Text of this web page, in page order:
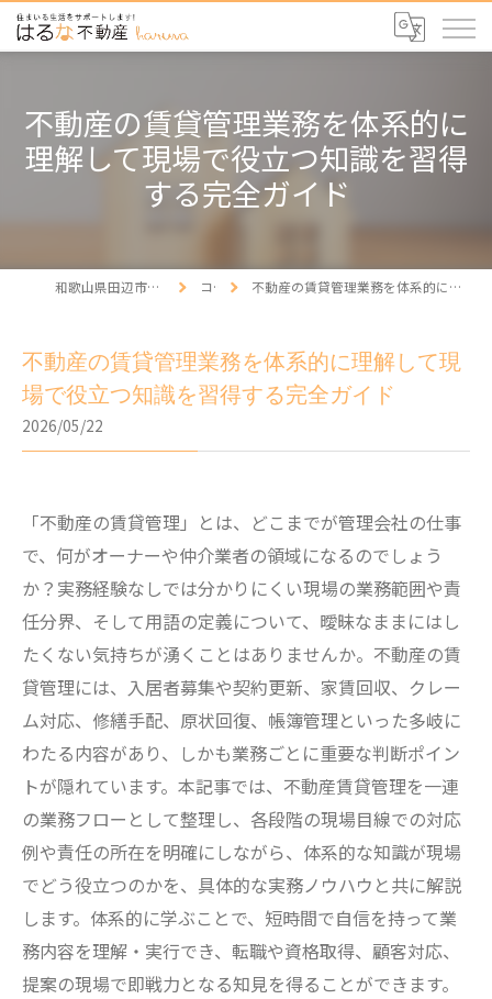
不動産の賃貸管理業務を体系的に
理解して現場で役立つ知識を習得
する完全ガイド
和歌山県田辺市の不動産ならはるな不動産 コラム 不動産の賃貸管理業務を体系的に理解して現場で役立つ知識を習得する完全ガイド
不動産の賃貸管理業務を体系的に理解して現
場で役立つ知識を習得する完全ガイド
2026/05/22
「不動産の賃貸管理」とは、どこまでが管理会社の仕事
で、何がオーナーや仲介業者の領域になるのでしょう
か？実務経験なしでは分かりにくい現場の業務範囲や責
任分界、そして用語の定義について、曖昧なままにはし
たくない気持ちが湧くことはありませんか。不動産の賃
貸管理には、入居者募集や契約更新、家賃回収、クレー
ム対応、修繕手配、原状回復、帳簿管理といった多岐に
わたる内容があり、しかも業務ごとに重要な判断ポイン
トが隠れています。本記事では、不動産賃貸管理を一連
の業務フローとして整理し、各段階の現場目線での対応
例や責任の所在を明確にしながら、体系的な知識が現場
でどう役立つのかを、具体的な実務ノウハウと共に解説
します。体系的に学ぶことで、短時間で自信を持って業
務内容を理解・実行でき、転職や資格取得、顧客対応、
提案の現場で即戦力となる知見を得ることができます。